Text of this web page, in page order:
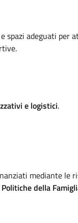
e spazi adeguati per
.
e logistici.
mediante le
della